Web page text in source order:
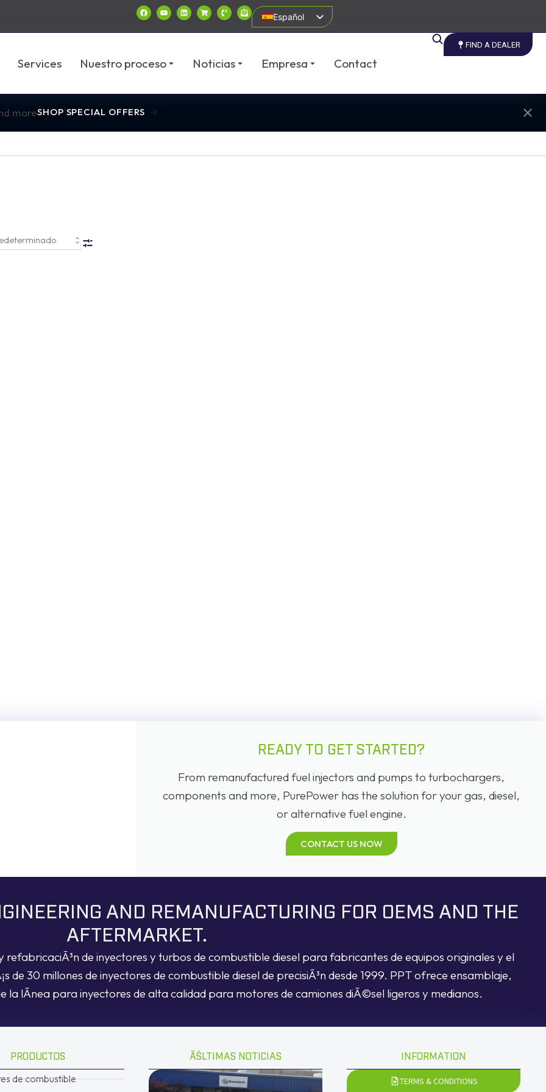
Español
Services Nuestro proceso Noticias Empresa Contact
FIND A DEALER
moreSHOP SPECIAL OFFERS
READY TO GET STARTED?
From remanufactured fuel injectors and pumps to turbochargers,
components and more, PurePower has the solution for your gas, diesel,
or alternative fuel engine.
CONTACT US NOW
AND REMANUFACTURING FOR OEMS AND THE
AFTERMARKET.
refabricaciÃ³n de inyectores y turbos de combustible diesel para fabricantes de equipos originales y el
de 30 millones de inyectores de combustible diesel de precisiÃ³n desde 1999. PPT ofrece ensamblaje,
la lÃ­nea para inyectores de alta calidad para motores de camiones diÃ©sel ligeros y medianos.
PRODUCTOS
de combustible
ÃŠLTIMAS NOTICIAS INFORMATION
TERMS & CONDITIONS